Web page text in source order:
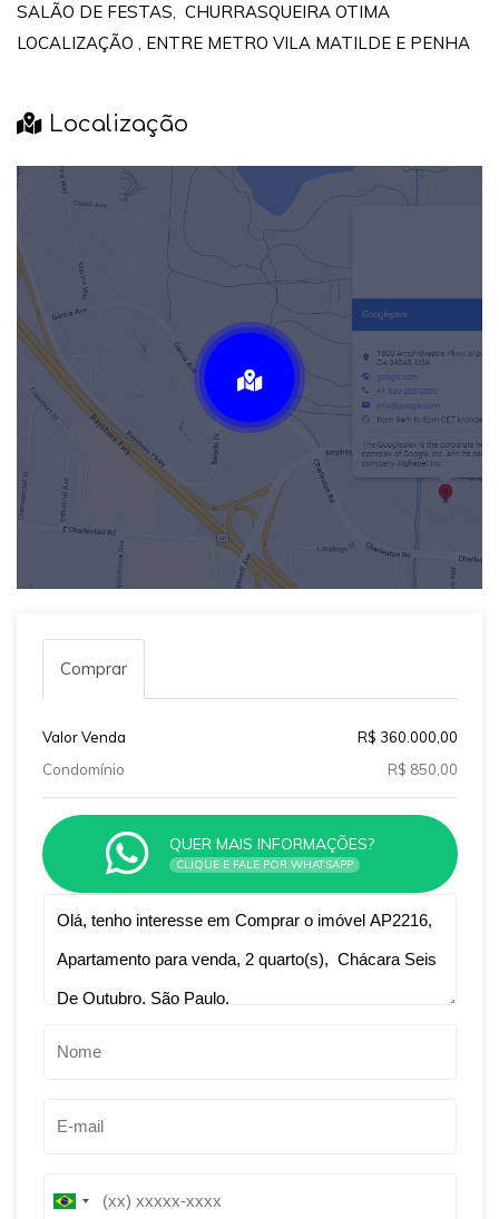
SALÃO DE FESTAS, CHURRASQUEIRA OTIMA
LOCALIZAÇÃO , ENTRE METRO VILA MATILDE E PENHA
Localização
Comprar
Valor Venda
R$ 360.000,00
Condomínio
R$ 850,00
QUER MAIS INFORMAÇÕES?
CLIQUE E FALE POR WHATSAPP
B